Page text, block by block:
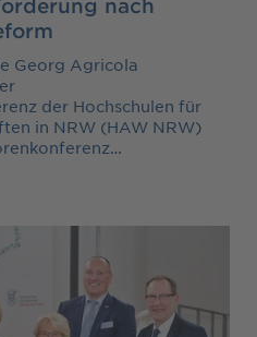
nach
Georg Agricola
der Hochschulen für
in NRW (HAW NRW)